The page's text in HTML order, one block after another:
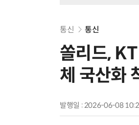
통신 통신
쏠리드,
체 국산화
발행일 : 2026-06-08